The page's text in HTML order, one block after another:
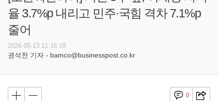
율 3.7%p 내리고 민주·국힘 격차 7.1%p
줄어
2026-05-13 11:16:18
권석천 기자 - bamco@businesspost.co.kr
0